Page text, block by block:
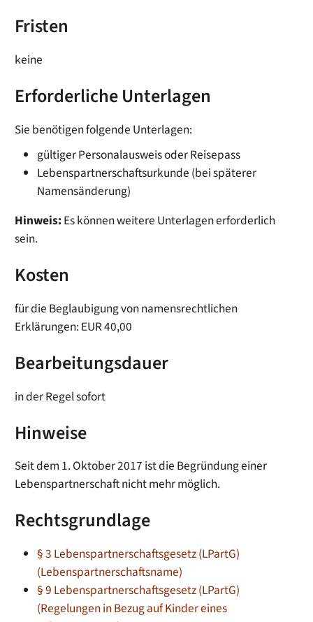
Fristen
keine
Erforderliche Unterlagen
Sie benötigen folgende Unterlagen:
gültiger Personalausweis oder Reisepass
Lebenspartnerschaftsurkunde (bei späterer
Namensänderung)
Hinweis: Es können weitere Unterlagen erforderlich
sein.
Kosten
für die Beglaubigung von namensrechtlichen
Erklärungen: EUR 40,00
Bearbeitungsdauer
in der Regel sofort
Hinweise
Seit dem 1. Oktober 2017 ist die Begründung einer
Lebenspartnerschaft nicht mehr möglich.
Rechtsgrundlage
§ 3 Lebenspartnerschaftsgesetz (LPartG)
(Lebenspartnerschaftsname)
§ 9 Lebenspartnerschaftsgesetz (LPartG)
(Regelungen in Bezug auf Kinder eines